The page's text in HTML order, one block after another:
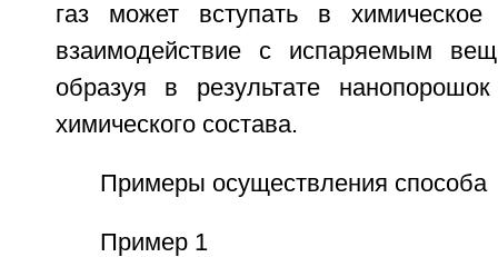
газ может вступать в химическое
взаимодействие с испаряемым
образуя в результате
химического состава.
Примеры осуществления способа
Пример 1